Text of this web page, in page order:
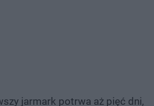
jarmark potrwa aż pięć dni,